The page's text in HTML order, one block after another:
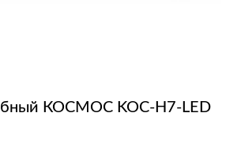
КОСМОС KOC-H7-LED